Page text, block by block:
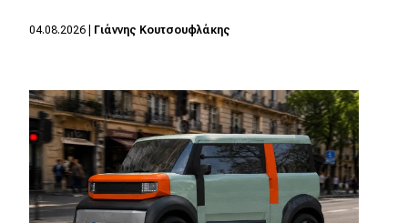
Ασφάλεια
Απόψεις
Test Drive
Δοκιμή
04.08.2026 Γιάννης Κουτσουφλάκης